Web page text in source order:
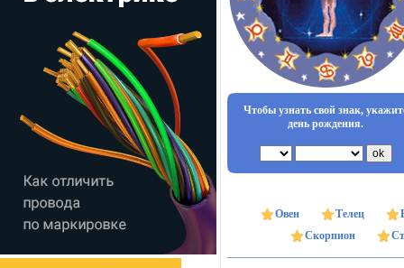
Чтобы узнать свой знак,
день рождения.
Овен Телец
Скорпион